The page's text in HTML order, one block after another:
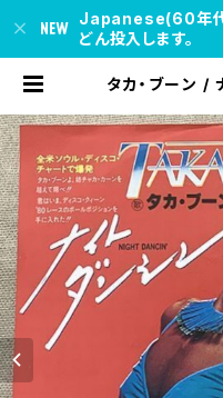
Japanese(60年代
どん投入します。
タカ・ブーン /